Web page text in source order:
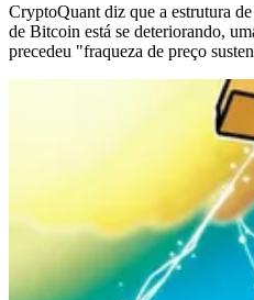
CryptoQuant diz que a estrutura
de Bitcoin está se deteriorando,
precedeu "fraqueza de preço